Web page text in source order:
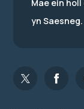
Mae ein
yn Saesneg.